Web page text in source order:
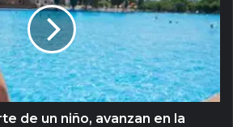
de un niño, avanzan en la